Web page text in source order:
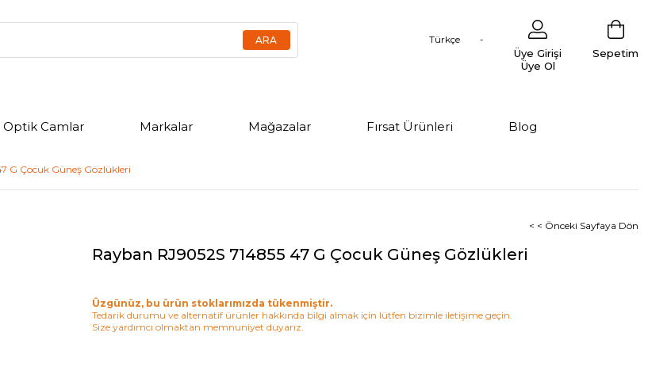
Türkçe
Sepetim
Üye Girişi
Üye Ol
Optik Camlar Markalar Mağazalar Fırsat Ürünleri Blog
G Çocuk Güneş Gözlükleri
< < Önceki Sayfaya Dön
Rayban RJ9052S 714855 47 G Çocuk Güneş Gözlükleri
Üzgünüz, bu ürün stoklarımızda tükenmiştir.
Tedarik durumu ve alternatif ürünler hakkında bilgi almak için lütfen bizimle iletişime geçin.
Size yardımcı olmaktan memnuniyet duyarız.